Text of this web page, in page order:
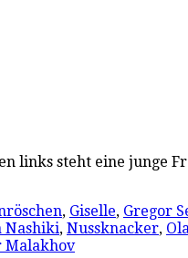
links steht eine junge
, Giselle, Gregor
Nashiki, Nussknacker,